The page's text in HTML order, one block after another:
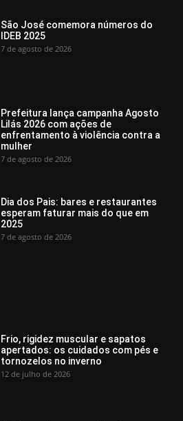
São José comemora números do
IDEB 2025
7 de agosto de 2026
Prefeitura lança campanha Agosto
Lilás 2026 com ações de
enfrentamento à violência contra a
mulher
7 de agosto de 2026
Dia dos Pais: bares e restaurantes
esperam faturar mais do que em
2025
7 de agosto de 2026
Frio, rigidez muscular e sapatos
apertados: os cuidados com pés e
tornozelos no inverno
12 de julho de 2026